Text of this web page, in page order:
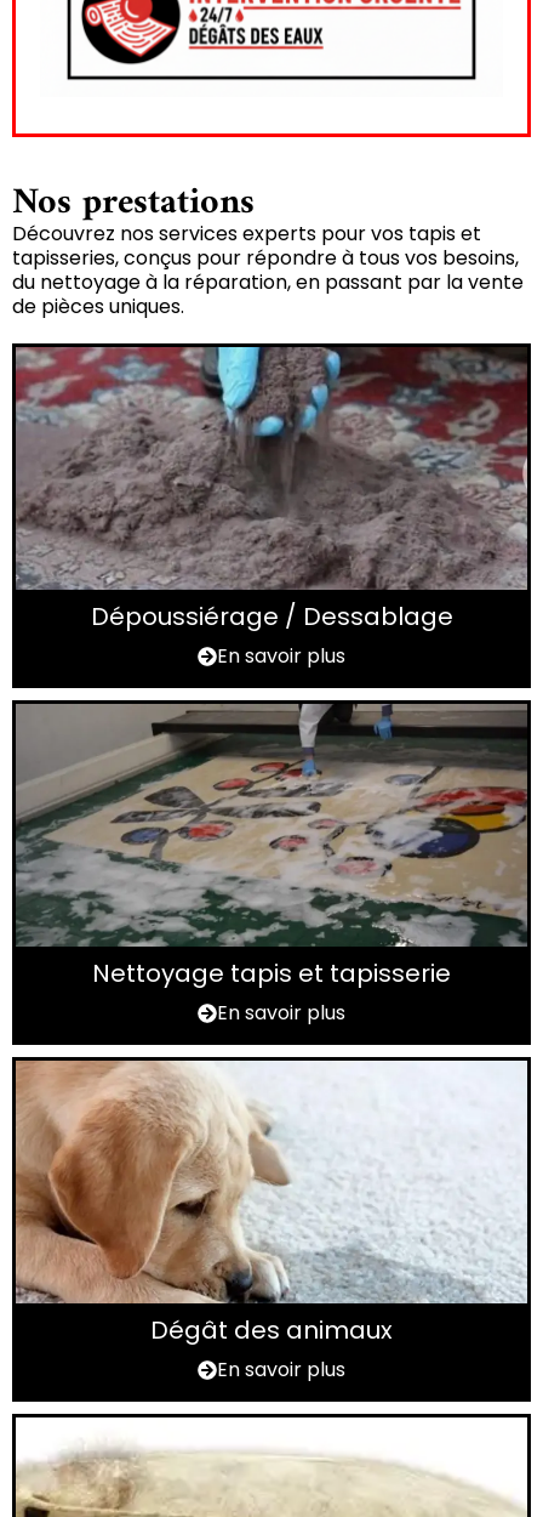
Nos prestations
Découvrez nos services experts pour vos tapis et
tapisseries, conçus pour répondre à tous vos besoins,
du nettoyage à la réparation, en passant par la vente
de pièces uniques.
Dépoussiérage / Dessablage
En savoir plus
Nettoyage tapis et tapisserie
En savoir plus
Dégât des animaux
En savoir plus